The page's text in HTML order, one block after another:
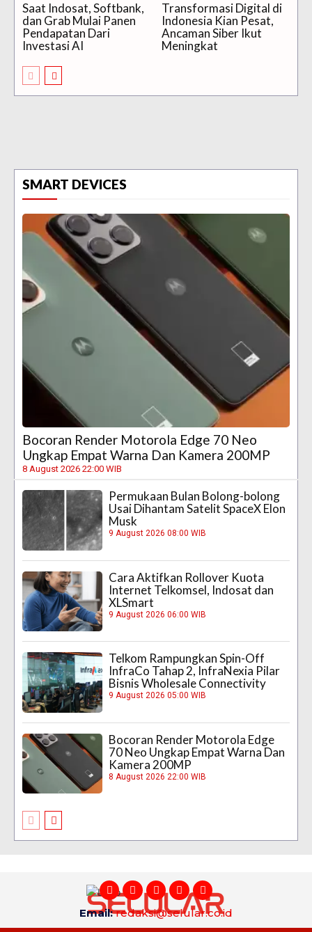
Saat Indosat, Softbank,
dan Grab Mulai Panen
Pendapatan Dari
Investasi AI
Transformasi Digital di
Indonesia Kian Pesat,
Ancaman Siber Ikut
Meningkat
SMART DEVICES
Bocoran Render Motorola Edge 70 Neo
Ungkap Empat Warna Dan Kamera 200MP
8 August 2026 22:00 WIB
Permukaan Bulan Bolong-bolong
Usai Dihantam Satelit SpaceX Elon
Musk
9 August 2026 08:00 WIB
Cara Aktifkan Rollover Kuota
Internet Telkomsel, Indosat dan
XLSmart
9 August 2026 06:00 WIB
Telkom Rampungkan Spin-Off
InfraCo Tahap 2, InfraNexia Pilar
Bisnis Wholesale Connectivity
9 August 2026 05:00 WIB
Bocoran Render Motorola Edge
70 Neo Ungkap Empat Warna Dan
Kamera 200MP
8 August 2026 22:00 WIB
Email:redaksi@selular.co.id